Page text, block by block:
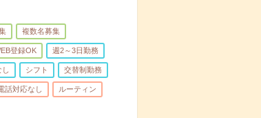
複数名募集
登録OK 週2～3日勤務
シフト 交替制勤務
話対応なし ルーティン